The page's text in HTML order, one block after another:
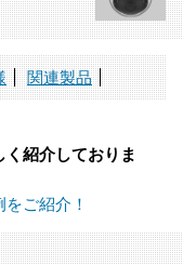
関連製品
く紹介しておりま
ご紹介！